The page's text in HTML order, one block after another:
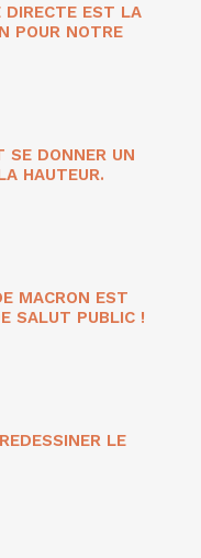
DIRECTE EST LA
POUR NOTRE
SE DONNER UN
HAUTEUR.
MACRON EST
SALUT PUBLIC !
LE